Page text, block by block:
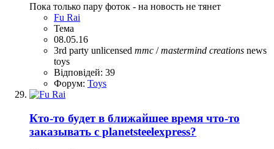
Пока только пару фоток - на новость не тянет
Fu Rai
Тема
08.05.16
3rd party unlicensed mmc /mastermind creations news
toys
Відповідей: 39
Форум: Toys
Кто-то будет в ближайшее время что-то
заказывать с planetsteelexpress?